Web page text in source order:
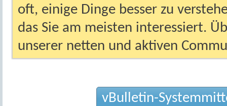
oft, einige Dinge besser zu
das Sie am meisten interessiert.
unserer netten und aktiven
vBulletin-